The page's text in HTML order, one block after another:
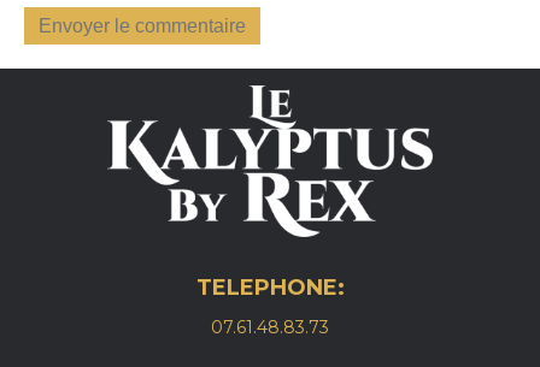
TELEPHONE:
07.61.48.83.73